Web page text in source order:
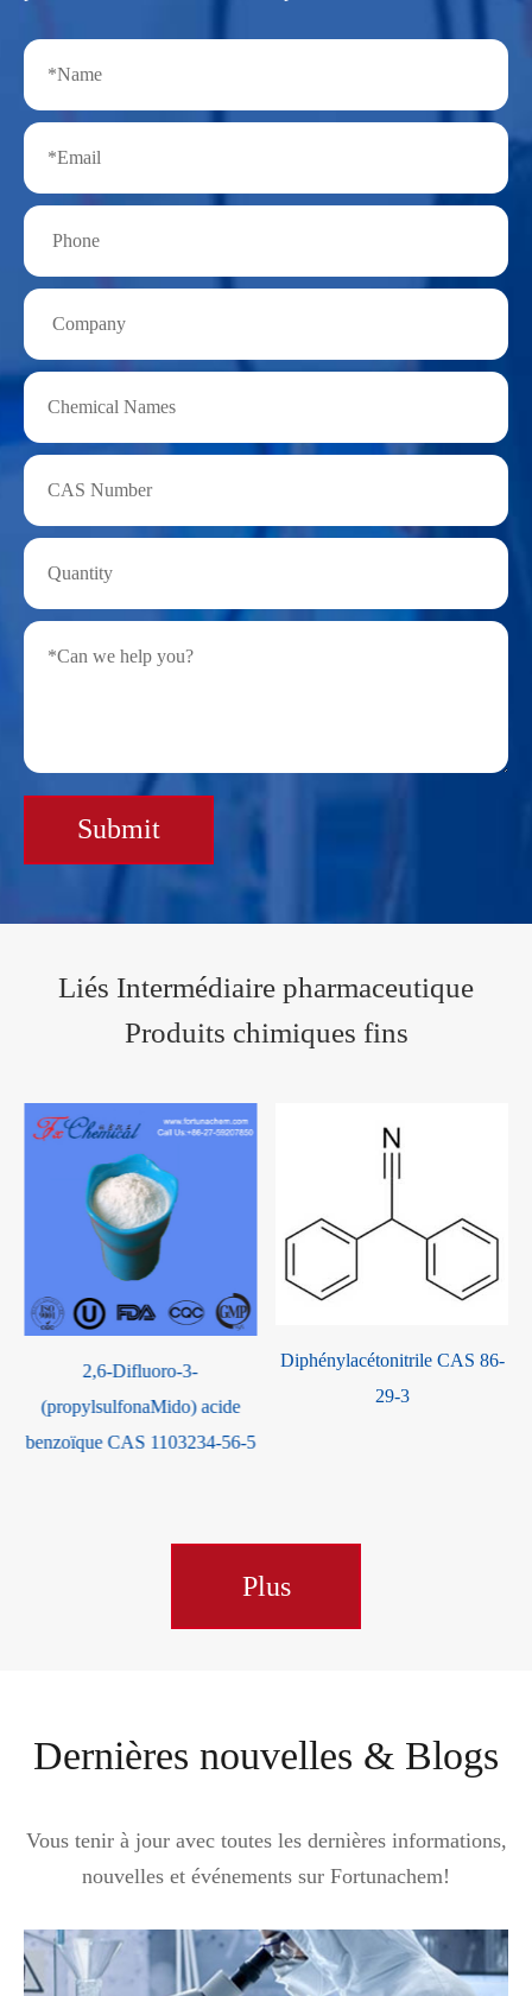
Submit
Liés Intermédiaire pharmaceutique
Produits chimiques fins
Diphénylacétonitrile CAS 86-
29-3
4,4 '-(1,3-phénylènedioxy)
dianiline CAS 2479-46-1
Plus
Dernières nouvelles & Blogs
Vous tenir à jour avec toutes les dernières informations,
nouvelles et événements sur Fortunachem!